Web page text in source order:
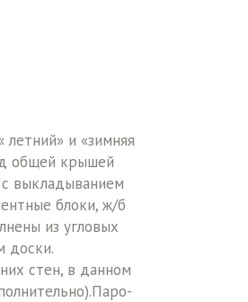
и «зимняя
общей крышей
выкладыванием
блоки, ж/б
из угловых
доски.
стен, в данном